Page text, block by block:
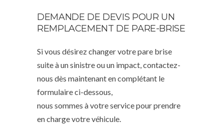
DEMANDE DE DEVIS POUR UN
REMPLACEMENT DE PARE-BRISE
Si vous désirez changer votre pare brise
suite à un sinistre ou un impact, contactez-
nous dès maintenant en complétant le
formulaire ci-dessous,
nous sommes à votre service pour prendre
en charge votre véhicule.